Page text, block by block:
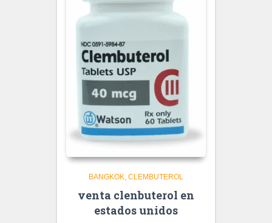
BANGKOK CLEMBUTEROL
venta clenbuterol en
estados unidos